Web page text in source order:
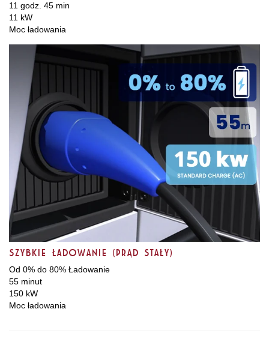
11 godz. 45 min
11 kW
Moc ładowania
Szybkie ładowanie (prąd stały)
Od 0% do 80% Ładowanie
55 minut
150 kW
Moc ładowania